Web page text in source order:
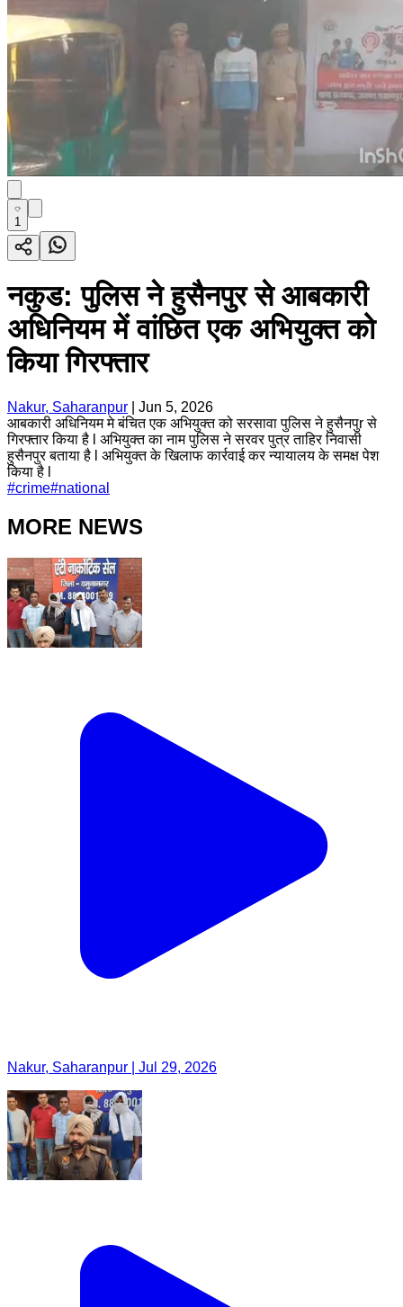
1
नकुड: पुलिस ने हुसैनपुर से आबकारी
अधिनियम में वांछित एक अभियुक्त को
किया गिरफ्तार
Nakur, Saharanpur
Jun 5, 2026
आबकारी अधिनियम मे बंचित एक अभियुक्त को सरसावा पुलिस ने हुसैनपुr से
गिरफ्तार किया है l अभियुक्त का नाम पुलिस ने सरवर पुत्र ताहिर निवासी
हुसैनपुर बताया है l अभियुक्त के खिलाफ कार्रवाई कर न्यायालय के समक्ष पेश
किया है l
#crime#national
MORE NEWS
Nakur, Saharanpur | Jul 29, 2026